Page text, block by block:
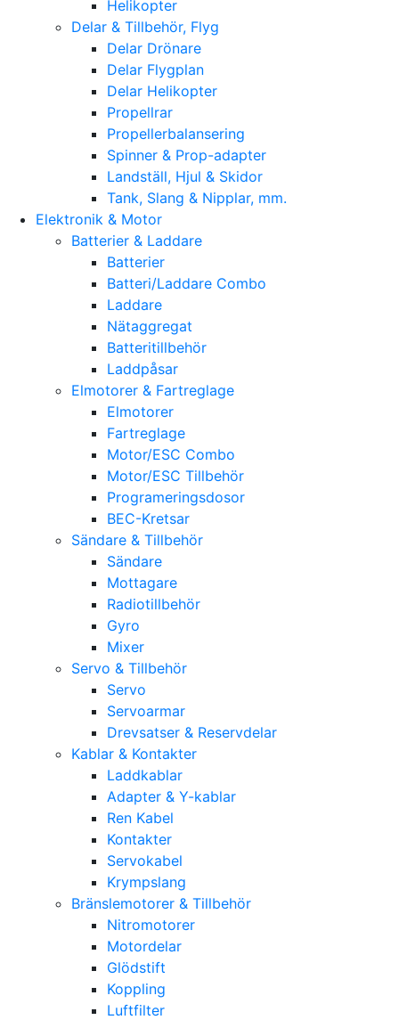
Helikopter
Delar & Tillbehör, Flyg
Delar Drönare
Delar Flygplan
Delar Helikopter
Propellrar
Propellerbalansering
Spinner & Prop-adapter
Landställ, Hjul & Skidor
Tank, Slang & Nipplar, mm.
Elektronik & Motor
Batterier & Laddare
Batterier
Batteri/Laddare Combo
Laddare
Nätaggregat
Batteritillbehör
Laddpåsar
Elmotorer & Fartreglage
Elmotorer
Fartreglage
Motor/ESC Combo
Motor/ESC Tillbehör
Programeringsdosor
BEC-Kretsar
Sändare & Tillbehör
Sändare
Mottagare
Radiotillbehör
Gyro
Mixer
Servo & Tillbehör
Servo
Servoarmar
Drevsatser & Reservdelar
Kablar & Kontakter
Laddkablar
Adapter & Y-kablar
Ren Kabel
Kontakter
Servokabel
Krympslang
Bränslemotorer & Tillbehör
Nitromotorer
Motordelar
Glödstift
Koppling
Luftfilter